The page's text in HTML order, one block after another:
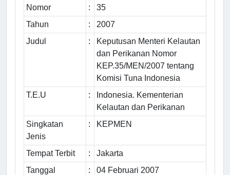
Nomor
:
35
Tahun
:
2007
Judul
:
Keputusan Menteri Kelautan
dan Perikanan Nomor
KEP.35/MEN/2007 tentang
Komisi Tuna Indonesia
T.E.U
:
Indonesia. Kementerian
Kelautan dan Perikanan
Singkatan
Jenis
: KEPMEN
Tempat Terbit :
Jakarta
Tanggal
: 04 Februari 2007